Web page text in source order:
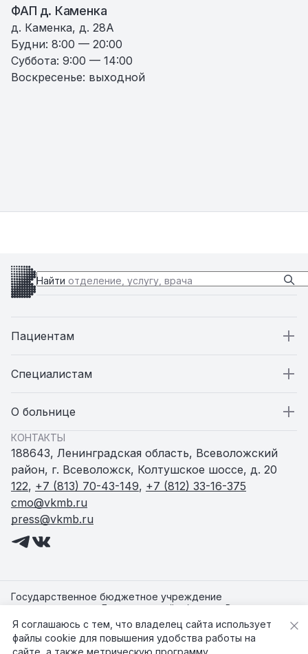
Я соглашаюсь с тем, что владелец сайта использует
файлы cookie для повышения удобства работы на
сайте, а также метрическую программу
ФАП д. Каменка
д. Каменка, д. 28А
Будни: 8:00 — 20:00
Суббота: 9:00 — 14:00
Воскресенье: выходной
Найти отделение, услугу, врача
Пациентам
Пациентам
Стационар
Амбулатории и ФАПы
Родильный дом
Центр здоровья
Медицинские сотрудники
Специалистам
Специалистам
Вакансии
Статьи
О больнице
О больнице
Пресс-служба
Новости
Контакты
КОНТАКТЫ
188643, Ленинградская область, Всеволожский
район, г. Всеволожск, Колтушское шоссе, д. 20
122, +7 (813) 70-43-149, +7 (812) 33-16-375
cmo@vkmb.ru
press@vkmb.ru
Государственное бюджетное учреждение
здравоохранения Ленинградской области «Всеволожская
клиническая межрайонная больница»
© 2026ГБУЗ ЛО "Всеволожская КМБ"
Старая версия сайта